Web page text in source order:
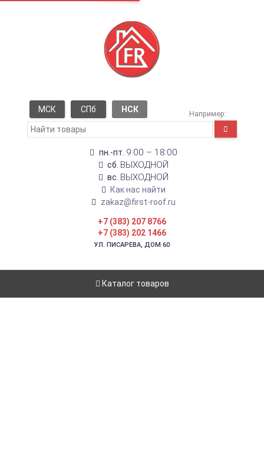
МСК СПб НСК Например:
пн.-пт. 9:00 – 18:00
сб. ВЫХОДНОЙ
вс. ВЫХОДНОЙ
Как нас найти
zakaz@first-roof.ru
+7 (383) 207 8766
+7 (383) 202 1466
УЛ. ПИСАРЕВА, ДОМ 60
Каталог товаров